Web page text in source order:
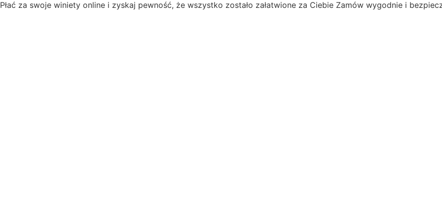
Płać za swoje winiety online i zyskaj pewność, że wszystko zostało załatwione za Ciebie Zamów wygodnie i